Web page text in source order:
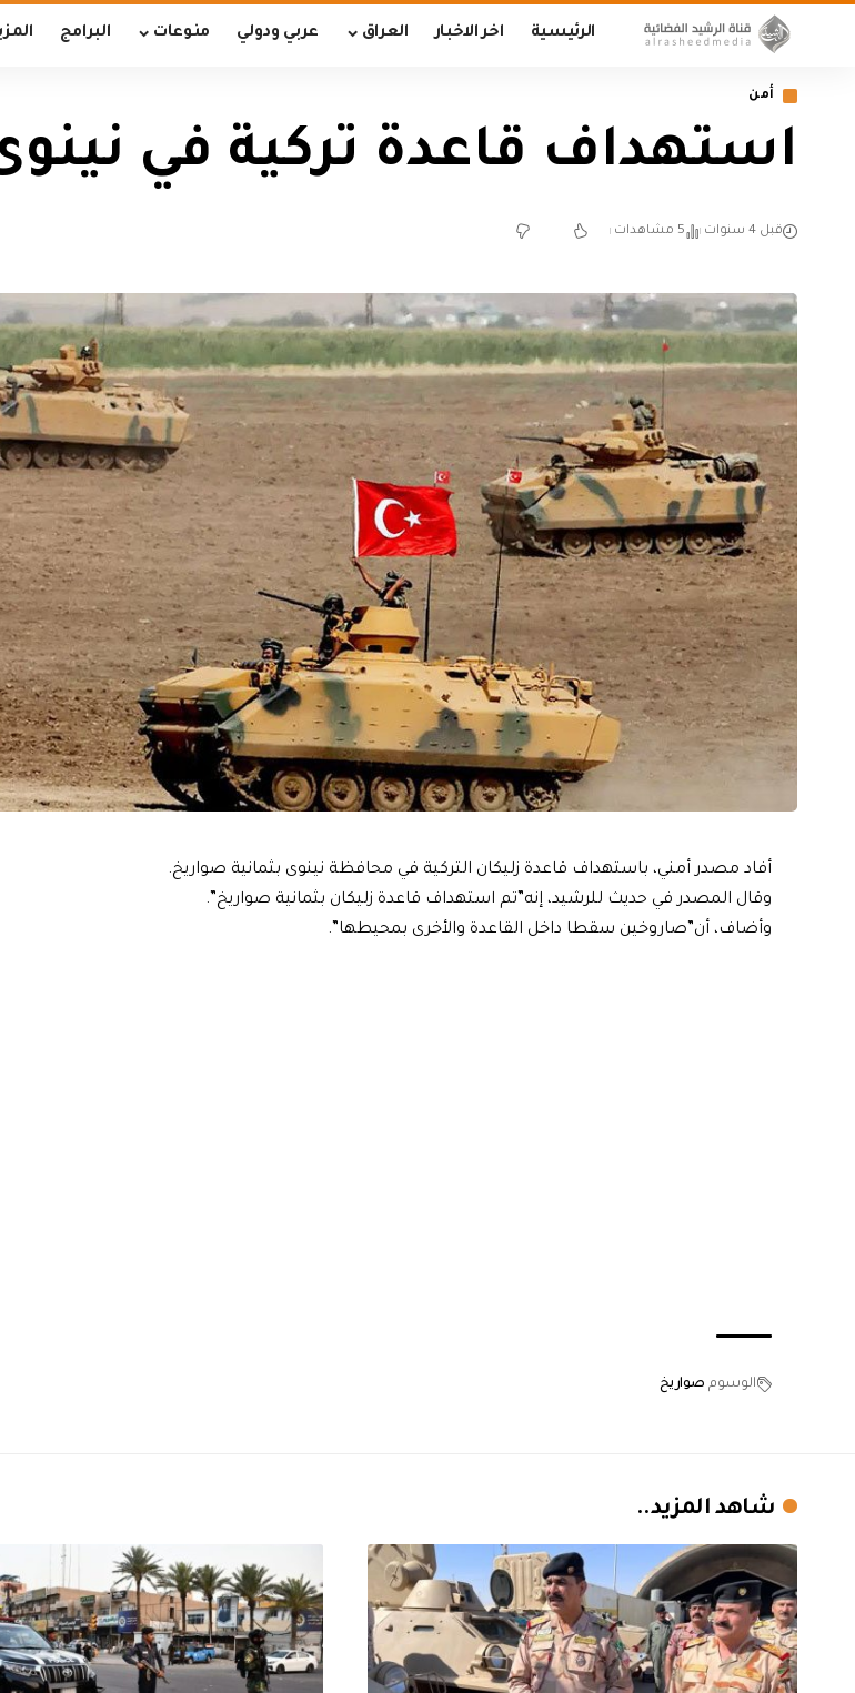
الرئيسية اخر الاخبار العراق عربي ودولي منوعات البرامج
أمن
استهداف قاعدة تركية في
قبل 4 سنوات 5 مشاهدات
أفاد مصدر أمني، باستهداف قاعدة زليكان التركية في محافظة نينوى بثمانية صواريخ.
وقال المصدر في حديث للرشيد، إنه”تم استهداف قاعدة زليكان بثمانية صواريخ”.
وأضاف، أن”صاروخين سقطا داخل القاعدة والأخرى بمحيطها”.
الوسوم صواريخ
شاهد المزيد..